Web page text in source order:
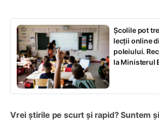
Școlile pot
lecții online
poleiului.
la Ministerul
Vrei știrile pe scurt și rapid? Suntem